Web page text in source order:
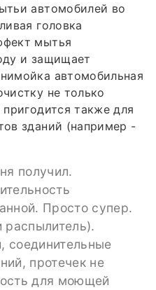
автомобилей во
головка
мытья
и защищает
автомобильная
не только
также для
зданий (например -
получил.
Просто супер.
распылитель).
соединительные
протечек не
для моющей